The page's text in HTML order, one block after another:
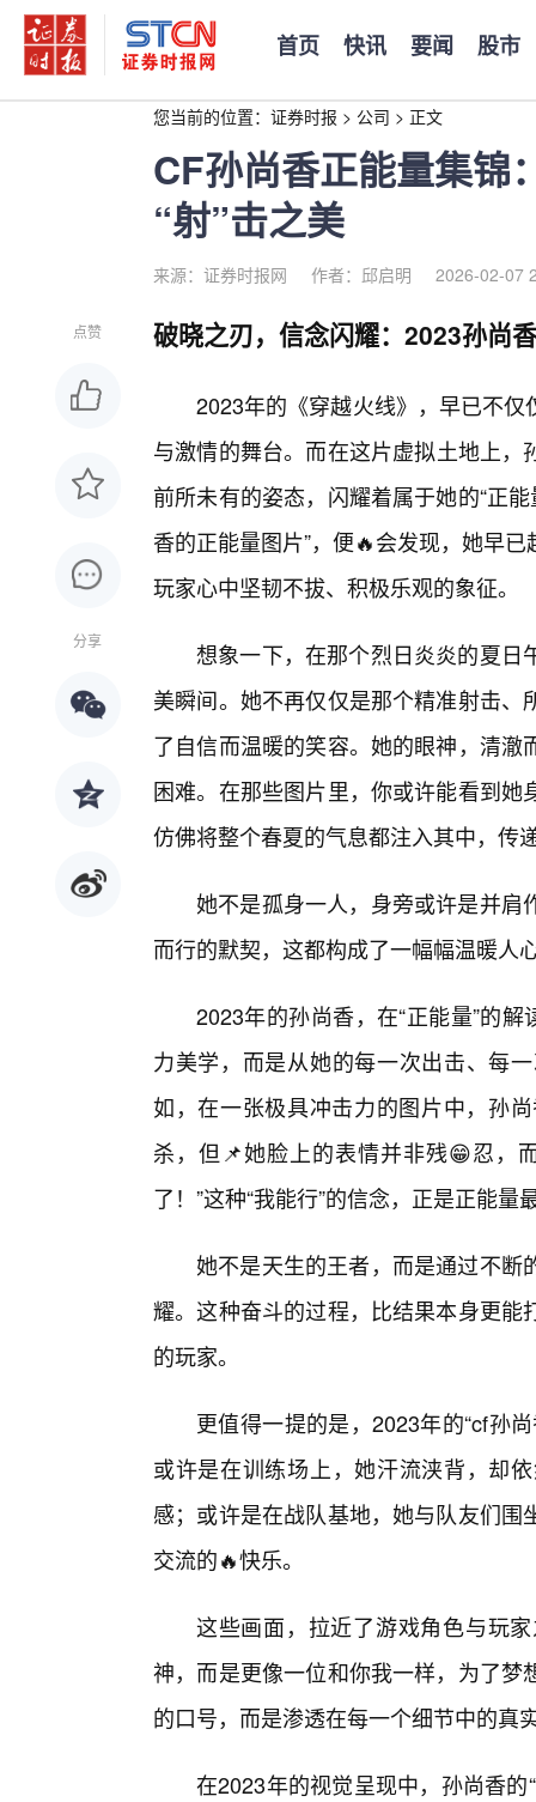
首页 快讯 要闻 股市
您当前的位置： 证券时报 > 公司 > 正文
CF孙尚香正能量集锦
“射”击之美
来源：证券时报网 作者：邱启明 2026-02-07
点赞
分享
破晓之刃，信念闪耀：2023孙尚
2023年的《穿越火线》，早已不
与激情的舞台。而在这片虚拟土地上
前所未有的姿态，闪耀着属于她的“正
香的正能量图片”，便🔥会发现，她早
玩家心中坚韧不拔、积极乐观的象征。
想象一下，在那个烈日炎炎的夏日
美瞬间。她不再仅仅是那个精准射击
了自信而温暖的笑容。她的眼神，清
困难。在那些图片里，你或许能看到
仿佛将整个春夏的气息都注入其中，传
她不是孤身一人，身旁或许是并肩
而行的默契，这都构成了一幅幅温暖人
2023年的孙尚香，在“正能量”的
力美学，而是从她的每一次出击、每
如，在一张极具冲击力的图片中，孙
杀，但📌她脸上的表情并非残😁忍，
了！”这种“我能行”的信念，正是正能量
她不是天生的王者，而是通过不断
耀。这种奋斗的过程，比结果本身更
的玩家。
更值得一提的是，2023年的“cf孙
或许是在训练场上，她汗流浃背，却
感；或许是在战队基地，她与队友们
交流的🔥快乐。
这些画面，拉近了游戏角色与玩
神，而是更像一位和你我一样，为了
的口号，而是渗透在每一个细节中的真
在2023年的视觉呈现中，孙尚香